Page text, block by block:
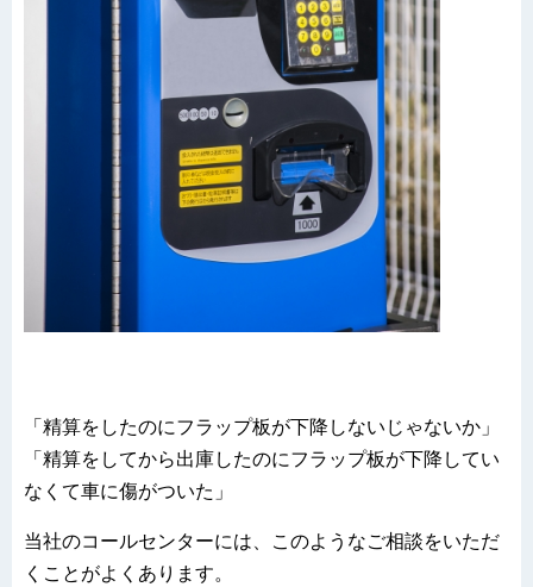
「精算をしたのにフラップ板が下降しないじゃないか」
「精算をしてから出庫したのにフラップ板が下降してい
なくて車に傷がついた」
当社のコールセンターには、このようなご相談をいただ
くことがよくあります。